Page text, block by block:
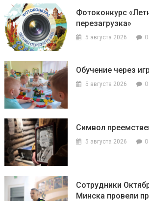
Фотоконкурс
перезагрузка»
5 августа 2026 0
Обучение через
5 августа 2026 0
Символ
5 августа 2026 0
Сотрудники
Минска провели